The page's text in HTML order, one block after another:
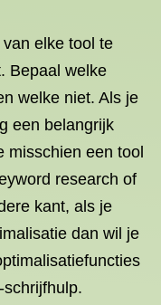
elke tool te
Bepaal welke
welke niet. Als je
een belangrijk
misschien een tool
research of
kant, als je
dan wil je